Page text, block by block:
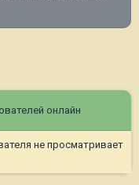
онлайн
не просматривает